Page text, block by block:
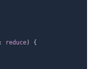
: reduce)
{